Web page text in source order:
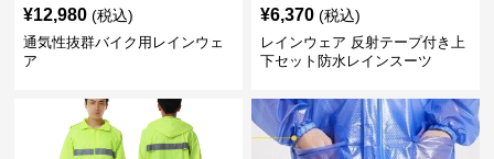
¥12,980 (税込)
通気性抜群バイク用レインウェ
ア
¥6,370 (税込)
レインウェア 反射テープ付き上
下セット防水レインスーツ